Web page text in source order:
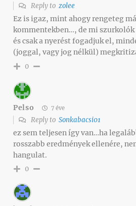
Reply to zolee
Ez is igaz, mint ahogy rengeteg
kommentekben…, de mi szurkolók
és csak a nyerést fogadjuk el,
(joggal, vagy jog nélkül)
0
Pelso 7 éve
Reply to Sonkabacsi01
ez sem teljesen így van…ha
rosszabb eredmények ellenére,
hangulat.
0